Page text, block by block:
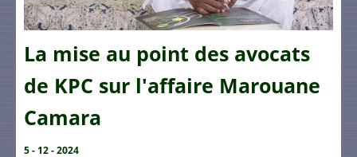
La mise au point des avocats
de KPC sur l'affaire Marouane
Camara
5 - 12 - 2024